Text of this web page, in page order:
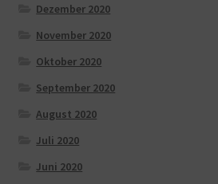
Dezember 2020
November 2020
Oktober 2020
September 2020
August 2020
Juli 2020
Juni 2020